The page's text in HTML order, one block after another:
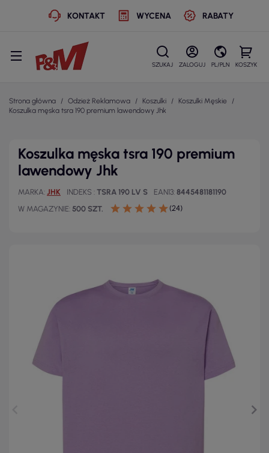
KONTAKT WYCENA RABATY
SZUKAJ ZALOGUJ PL/PLN KOSZYK
Strona główna Odzież Reklamowa Koszulki
Koszulki Męskie
Koszulka męska tsra 190 premium lawendowy Jhk
Koszulka męska tsra 190 premium
lawendowy Jhk
MARKA JHK INDEKS TSRA 190 LV S EAN13 8445481181190
W MAGAZYNIE 500 SZT. (24)